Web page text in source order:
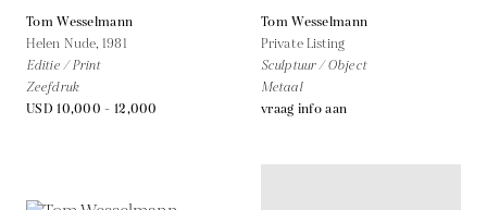
Tom Wesselmann
Helen Nude,1981
Editie / Print
Zeefdruk
USD 10,000 - 12,000
Tom Wesselmann
Private Listing
Sculptuur / Object
Metaal
vraag info aan